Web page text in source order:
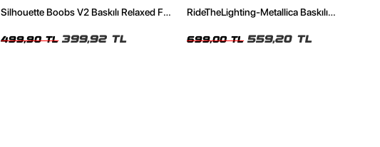
Silhouette Boobs V2 Baskılı Relaxed Fit
499,90 TL 399,92 TL
RideTheLighting-Metallica Baskılı
699,00 TL 559,20 TL